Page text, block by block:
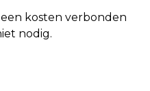
kosten verbonden
nodig.